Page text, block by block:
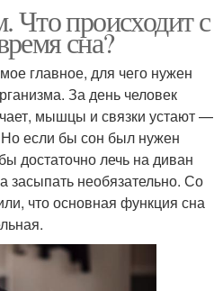
Что происходит с
сна?
главное, для чего нужен
За день человек
мышцы и связки устают —
если бы сон был нужен
достаточно лечь на диван
засыпать необязательно. Со
что основная функция сна